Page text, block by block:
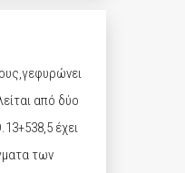
από δύο
έχει
των